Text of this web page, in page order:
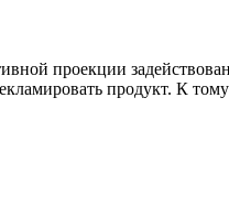
проекции
продукт. К